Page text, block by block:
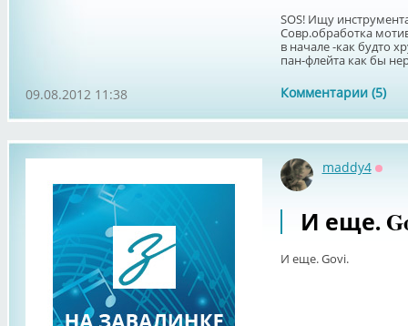
SOS! Ищу
Совр.обработка
в начале -как будто
пан-флейта как бы
Комментарии (5)
09.08.2012 11:38
maddy4
И еще.
И еще. Govi.